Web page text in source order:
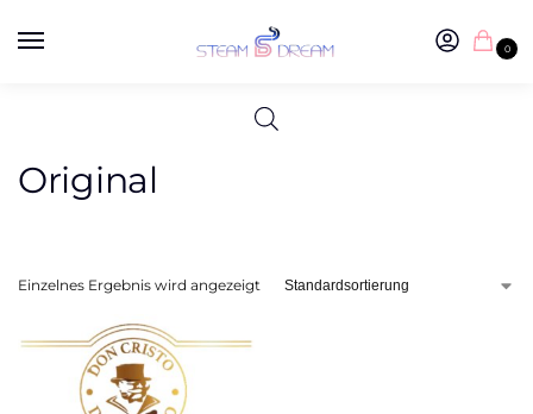
0
Original
Einzelnes Ergebnis wird angezeigt